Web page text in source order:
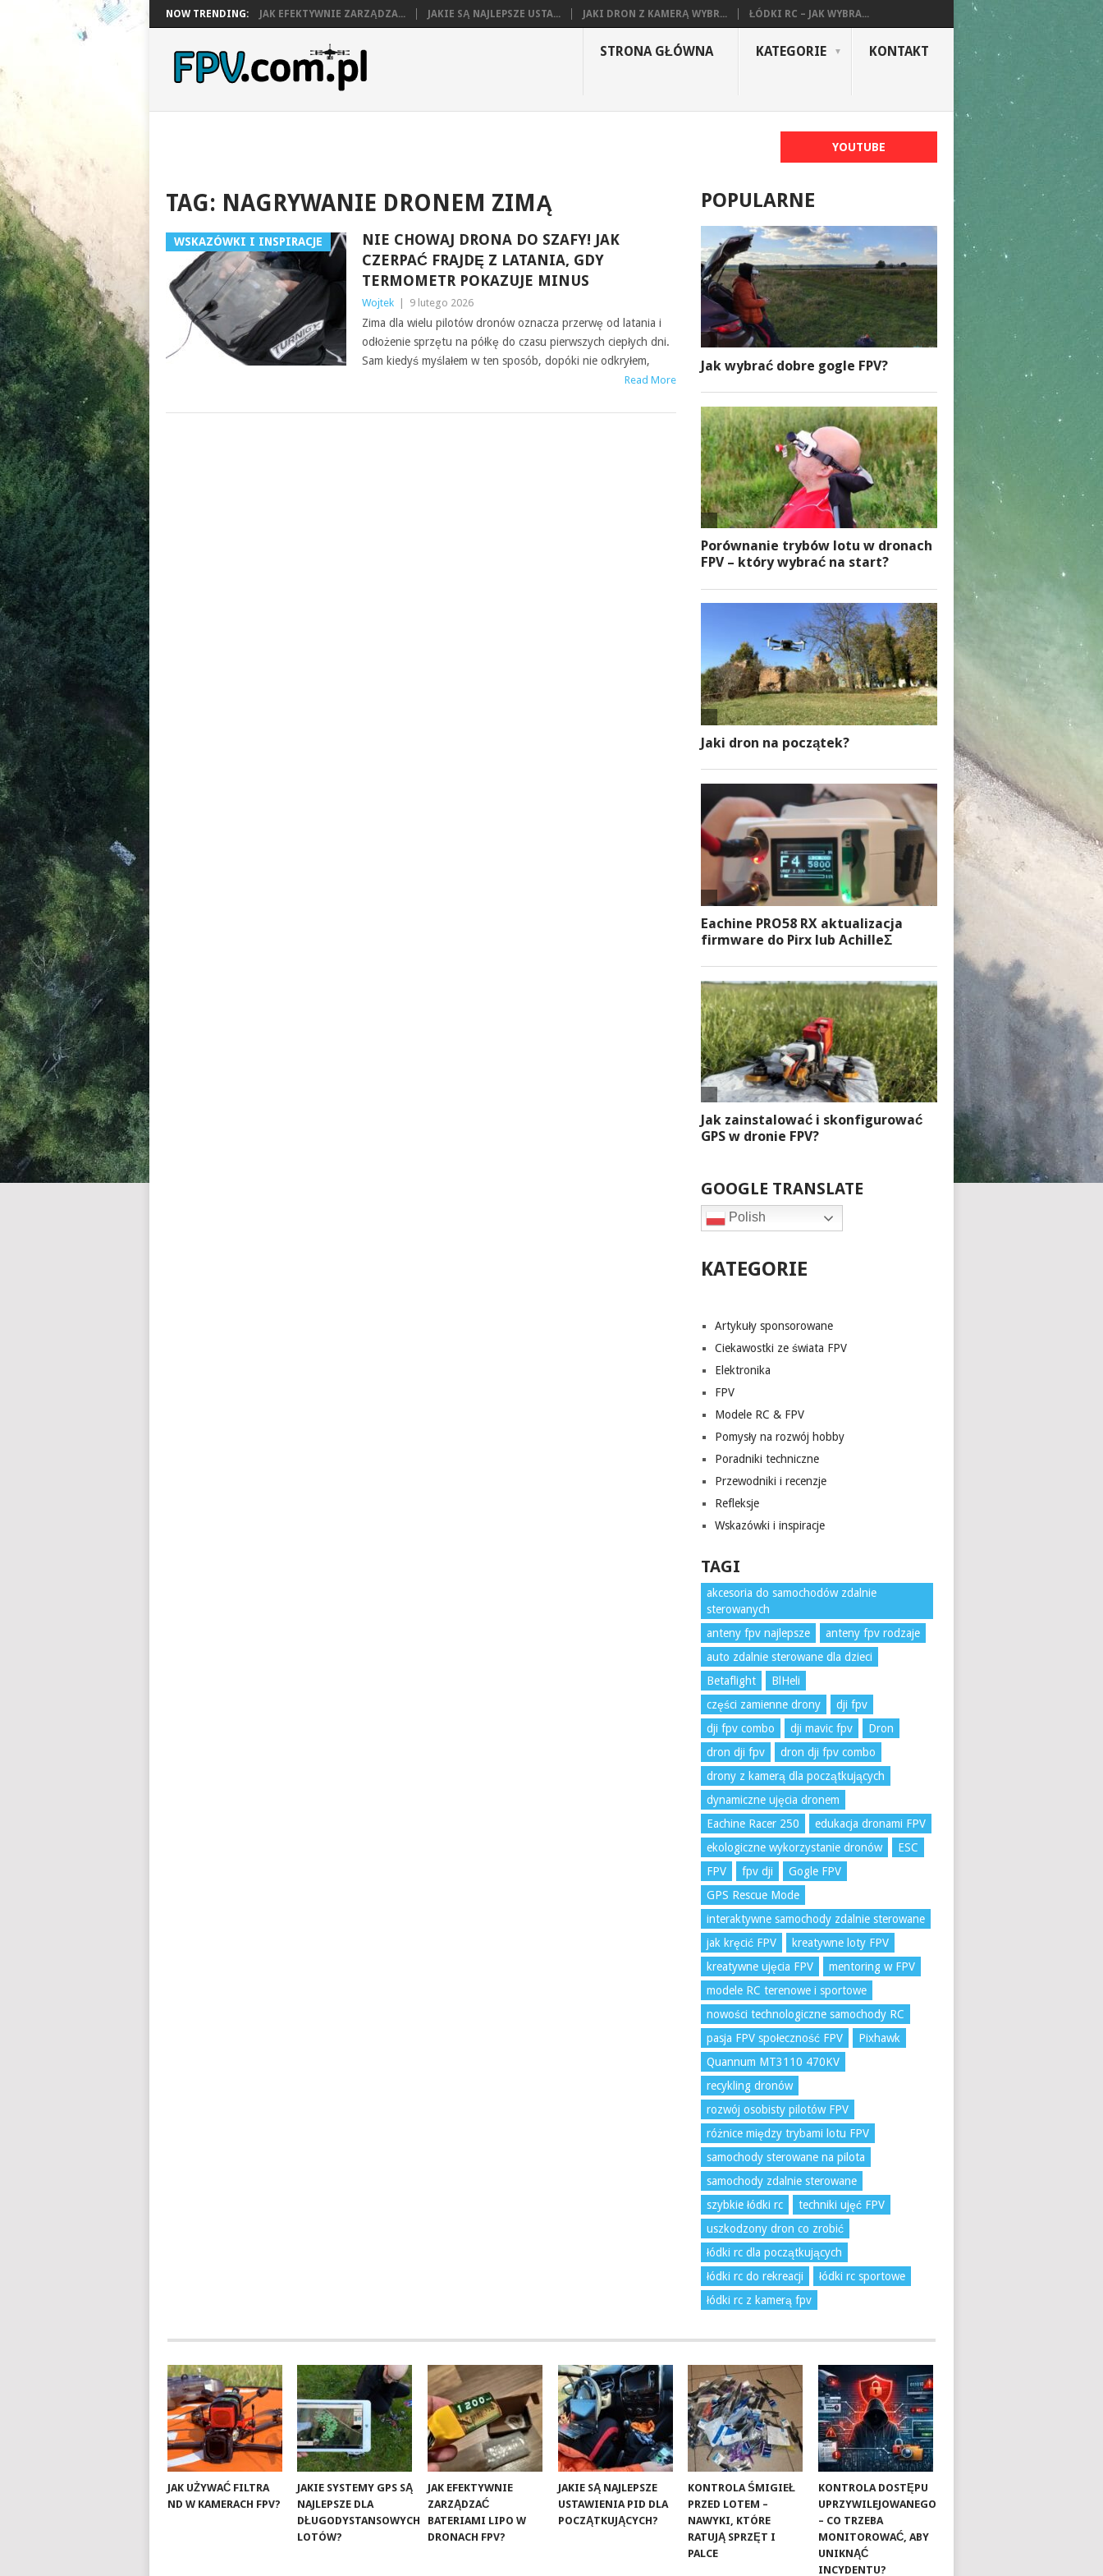
NOW TRENDING: JAK EFEKTYWNIE ZARZĄDZA... JAKIE SĄ NAJLEPSZE USTA... JAKI DRON Z KAMERĄ WYBR... ŁÓDKI RC – JAK WYBRA...
STRONA GŁÓWNA KATEGORIE KONTAKT
YOUTUBE
TAG: NAGRYWANIE DRONEM ZIMĄ
WSKAZÓWKI I INSPIRACJE
NIE CHOWAJ DRONA DO SZAFY! JAK
CZERPAĆ FRAJDĘ Z LATANIA, GDY
TERMOMETR POKAZUJE MINUS
Wojtek 9 lutego 2026
Zima dla wielu pilotów dronów oznacza przerwę od latania i
odłożenie sprzętu na półkę do czasu pierwszych ciepłych dni.
Sam kiedyś myślałem w ten sposób, dopóki nie odkryłem,
Read More
POPULARNE
GOOGLE TRANSLATE
Polish
KATEGORIE
Artykuły sponsorowane
Ciekawostki ze świata FPV
Elektronika
FPV
Modele RC & FPV
Pomysły na rozwój hobby
Poradniki techniczne
Przewodniki i recenzje
Refleksje
Wskazówki i inspiracje
TAGI
akcesoria do samochodów zdalnie
sterowanych
anteny fpv najlepsze
anteny fpv rodzaje
auto zdalnie sterowane dla dzieci
Betaflight
BlHeli
części zamienne drony
dji fpv
dji fpv combo
dji mavic fpv
Dron
dron dji fpv
dron dji fpv combo
drony z kamerą dla początkujących
dynamiczne ujęcia dronem
Eachine Racer 250
edukacja dronami FPV
ekologiczne wykorzystanie dronów
ESC
FPV
fpv dji
Gogle FPV
GPS Rescue Mode
interaktywne samochody zdalnie sterowane
jak kręcić FPV
kreatywne loty FPV
kreatywne ujęcia FPV
mentoring w FPV
modele RC terenowe i sportowe
nowości technologiczne samochody RC
pasja FPV społeczność FPV
Pixhawk
Quannum MT3110 470KV
recykling dronów
rozwój osobisty pilotów FPV
różnice między trybami lotu FPV
samochody sterowane na pilota
samochody zdalnie sterowane
szybkie łódki rc
techniki ujęć FPV
uszkodzony dron co zrobić
łódki rc dla początkujących
łódki rc do rekreacji
łódki rc sportowe
łódki rc z kamerą fpv
JAK UŻYWAĆ FILTRA
ND W KAMERACH FPV?
JAKIE SYSTEMY GPS SĄ
NAJLEPSZE DLA
DŁUGODYSTANSOWYCH
LOTÓW?
JAK EFEKTYWNIE
ZARZĄDZAĆ
BATERIAMI LIPO W
DRONACH FPV?
JAKIE SĄ NAJLEPSZE
USTAWIENIA PID DLA
POCZĄTKUJĄCYCH?
KONTROLA ŚMIGIEŁ
PRZED LOTEM –
NAWYKI, KTÓRE
RATUJĄ SPRZĘT I
PALCE
KONTROLA DOSTĘPU
UPRZYWILEJOWANEGO
– CO TRZEBA
MONITOROWAĆ, ABY
UNIKNĄĆ
INCYDENTU?